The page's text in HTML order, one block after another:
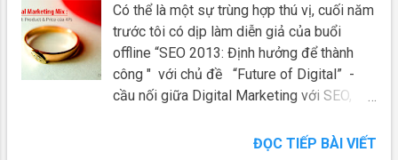
và hiệu quả hơn. Và cái mình cần là cách
làm sao để đo được con số luôn chứ
không phải chỉ là các mô hình lý thuyết hiện
có Để mô hình hóa và tối ưu,chúng ta sẽ
cần rất nhiều dữ liệu nhưng liệu với những
không? Đâu là giới hạn của digital
Có thể là một sự trùng hợp thú vị, cuối năm
trước tôi có dịp làm diễn giả của buổi
offline “SEO 2013: Định hưởng để thành
công " với chủ đề “Future of Digital” -
cầu nối giữa Digital Marketing với SEO,
Digital Marketing với cộng đồng IT Leader
ĐỌC TIẾP BÀI VIẾT